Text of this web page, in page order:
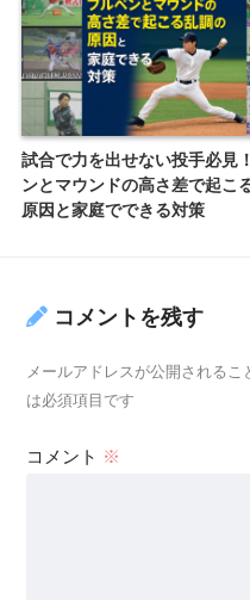
試合で力を出せない投手必見
ンとマウンドの高さ差で起こ
原因と家庭でできる対策
コメントを残す
メールアドレスが公開されるこ
は必須項目です
コメント ※